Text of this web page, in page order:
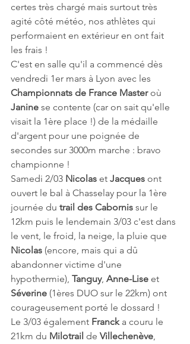
certes très chargé mais surtout très
agité côté météo, nos athlètes qui
performaient en extérieur en ont fait
les frais !
C'est en salle qu'il a commencé dès
vendredi 1er mars à Lyon avec les
Championnats de France Master où
Janine se contente (car on sait qu'elle
visait la 1ère place !) de la médaille
d'argent pour une poignée de
secondes sur 3000m marche : bravo
championne !
Samedi 2/03 Nicolas et Jacques ont
ouvert le bal à Chasselay pour la 1ère
journée du trail des Cabornis sur le
12km puis le lendemain 3/03 c'est dans
le vent, le froid, la neige, la pluie que
Nicolas (encore, mais qui a dû
abandonner victime d'une
hypothermie), Tanguy, Anne-Lise et
Séverine (1ères DUO sur le 22km) ont
courageusement porté le dossard !
Le 3/03 également Franck a couru le
21km du Milotrail de Villechenève,